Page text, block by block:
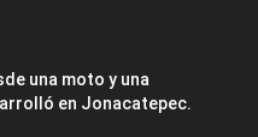
una moto y una
en Jonacatepec.